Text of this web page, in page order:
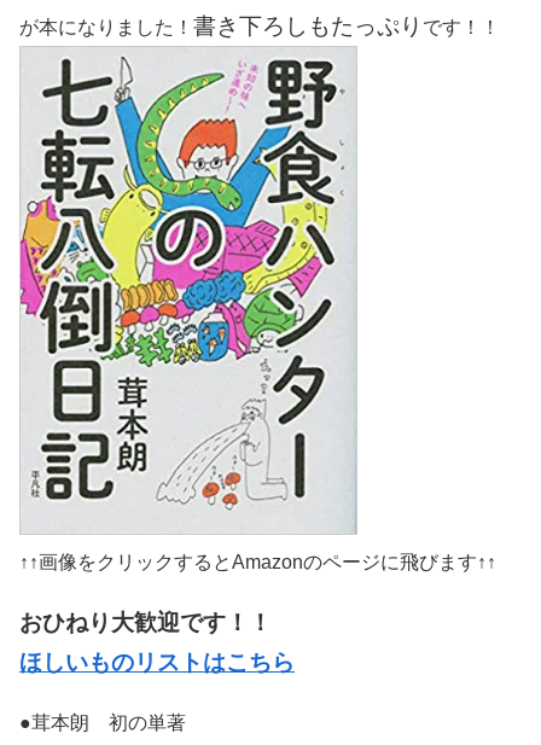
が本になりました！ 書き下ろしもたっぷり です！！
↑↑画像をクリックするとAmazonのページに飛びます↑↑
おひねり大歓迎です！！
ほしいものリストはこちら
●茸本朗 初の単著